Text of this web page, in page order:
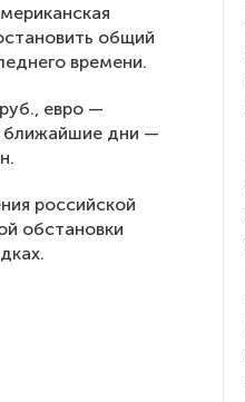
общий
времени.
евро —
ближайшие дни —
российской
обстановки